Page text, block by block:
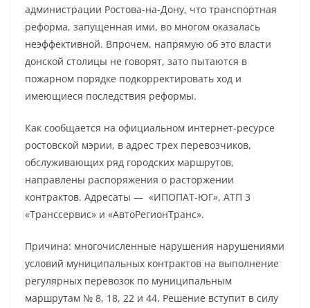
администрации Ростова-на-Дону, что транспортная
реформа, запущенная ими, во многом оказалась
неэффективной. Впрочем, напрямую об это власти
донской столицы не говорят, зато пытаются в
пожарном порядке подкорректировать ход и
имеющиеся последствия реформы.
Как сообщается на официальном интернет-ресурсе
ростовской мэрии, в адрес трех перевозчиков,
обслуживающих ряд городских маршрутов,
направлены распоряжения о расторжении
контрактов. Адресаты — «ИПОПАТ-ЮГ», АТП 3
«Транссервис» и «АвтоРегионТранс».
Причина: многочисленные нарушения нарушениями
условий муниципальных контрактов на выполнение
регулярных перевозок по муниципальным
маршрутам № 8, 18, 22 и 44. Решение вступит в силу